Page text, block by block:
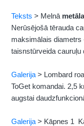
Teksts > Melnā metāla
Nerūsējošā tērauda
maksimālais
taisnstūrveida cauruļu
Galerija > Lombard
ToGet komandai. 2,5
augstai
Galerija > Kāpnes 1